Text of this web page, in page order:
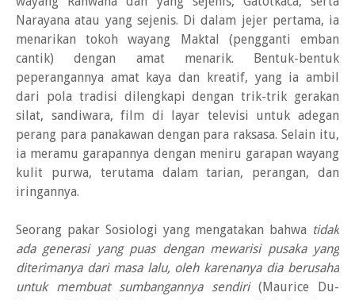
Narayana atau yang sejenis. Di dalam jejer pertama, ia
menarikan tokoh wayang Maktal (pengganti emban
cantik) dengan amat menarik. Bentuk-bentuk
peperangannya amat kaya dan kreatif, yang ia ambil
dari pola tradisi dilengkapi dengan trik-trik gerakan
silat, sandiwara, film di layar televisi untuk adegan
perang para panakawan dengan para raksasa. Selain itu,
ia meramu garapannya dengan meniru garapan wayang
kulit purwa, terutama dalam tarian, perangan, dan
iringannya.
Seorang pakar Sosiologi yang mengatakan bahwa tidak
ada generasi yang puas dengan mewarisi pusaka yang
diterimanya dari masa lalu, oleh karenanya dia berusaha
untuk membuat sumbangannya sendiri (Maurice Du-